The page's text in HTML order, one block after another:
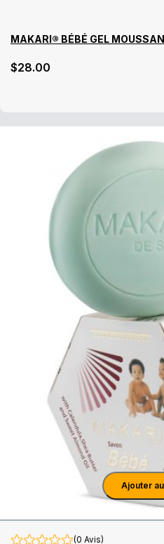
MAKARI® BÉBÉ GEL
$28.00
Ajouter
(0 Avis)